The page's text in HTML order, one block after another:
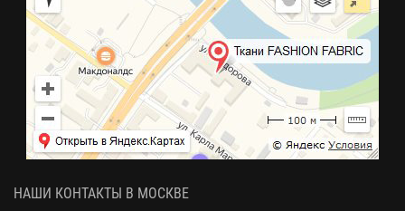
НАШИ КОНТАКТЫ В МОСКВЕ